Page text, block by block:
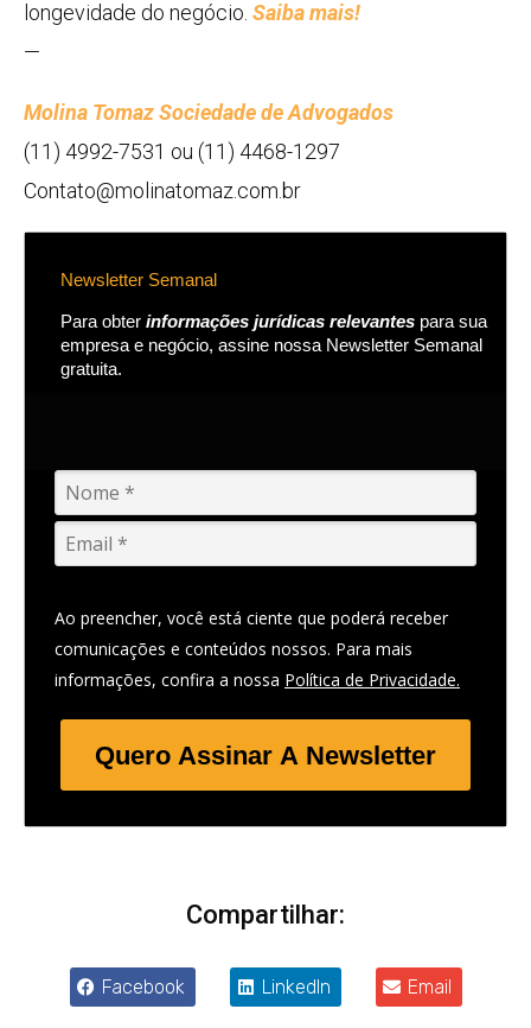
longevidade do negócio. Saiba mais!
—
Molina Tomaz Sociedade de Advogados
(11) 4992-7531 ou (11) 4468-1297
Contato@molinatomaz.com.br
Newsletter Semanal
Para obter informações jurídicas relevantes para sua
empresa e negócio, assine nossa Newsletter Semanal
gratuita.
Ao preencher, você está ciente que poderá receber
comunicações e conteúdos nossos. Para mais
informações, confira a nossa Política de Privacidade.
Quero Assinar A Newsletter
Compartilhar:
Facebook LinkedIn Email